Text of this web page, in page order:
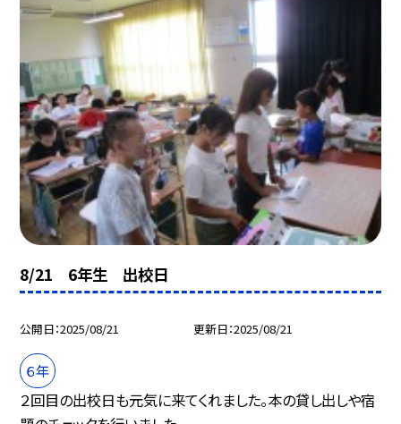
8/21 6年生 出校日
公開日 2025/08/21 更新日 2025/08/21
６年
２回目の出校日も元気に来てくれました。本の貸し出しや宿